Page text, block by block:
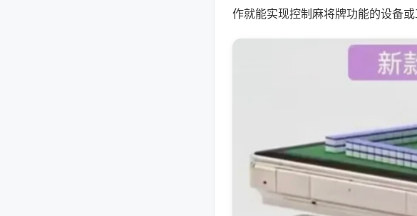
作就能实现控制麻将牌功能的设备或